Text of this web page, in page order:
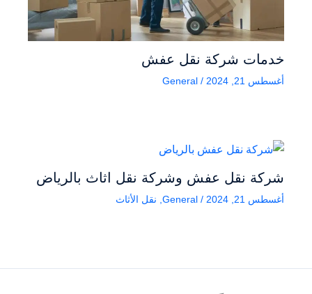
خدمات شركة نقل عفش
أغسطس 21, 2024 /
General
شركة نقل عفش وشركة نقل اثاث بالرياض
أغسطس 21, 2024 /
General نقل الأثاث